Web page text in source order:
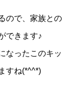
ので、家族との
できます♪
なったこのキッ
すね(*^^*)